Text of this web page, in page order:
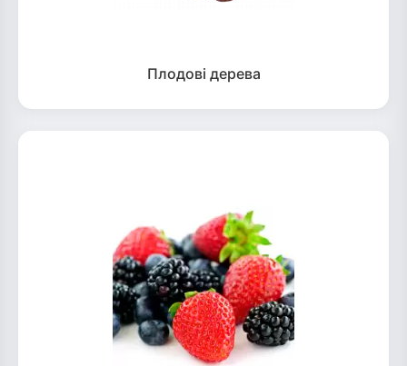
Плодові дерева